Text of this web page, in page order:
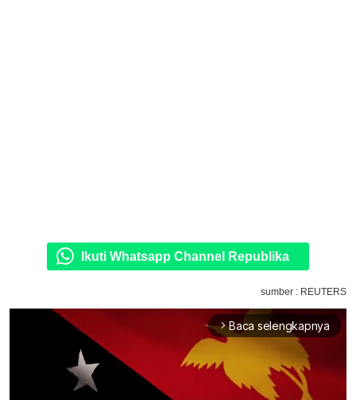
Ikuti Whatsapp Channel Republika
sumber : REUTERS
arrow_forward_ios Baca selengkapnya